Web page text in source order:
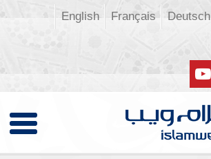
Deutsch
Français
English